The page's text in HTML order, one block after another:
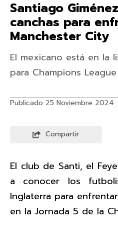
Santiago
canchas para
Manchester City
El mexicano está en la
para Champions League
Publicado 25 Noviembre 2024
Compartir
El club de Santi, el
a conocer los
Inglaterra para
en la Jornada 5 de la